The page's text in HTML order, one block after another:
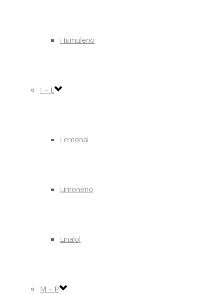
Humuleno
I – L
Lemonal
Limoneno
Linalol
M – P